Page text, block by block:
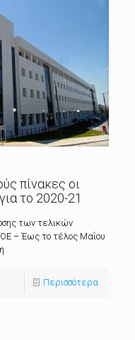
πίνακες οι
το 2020-21
των τελικών
– Έως το τέλος Μαΐου
Περισσότερα